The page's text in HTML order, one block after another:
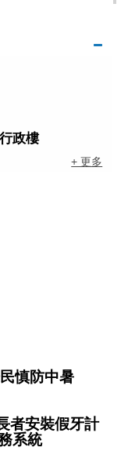
政樓
+ 更多
慎防中暑
者安裝假牙計
系統